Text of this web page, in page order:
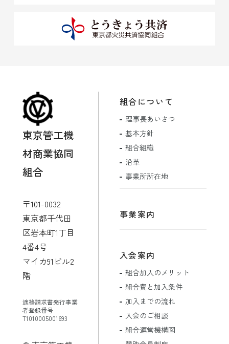
東京管工機
材商業協同
組合
〒101-0032
東京都千代田
区岩本町1丁目
4番4号
マイカ91ビル2
階
適格請求書発行事業
者登録番号
T1010005001693
組合について
理事長あいさつ
基本方針
組合組織
沿革
事業所所在地
事業案内
入会案内
組合加入のメリット
組合費と加入条件
加入までの流れ
入会のご相談
組合運営機構図